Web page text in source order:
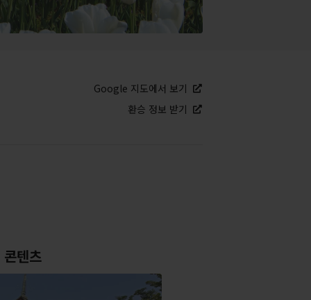
Google 지도에서 보기
환승 정보 받기
텐츠